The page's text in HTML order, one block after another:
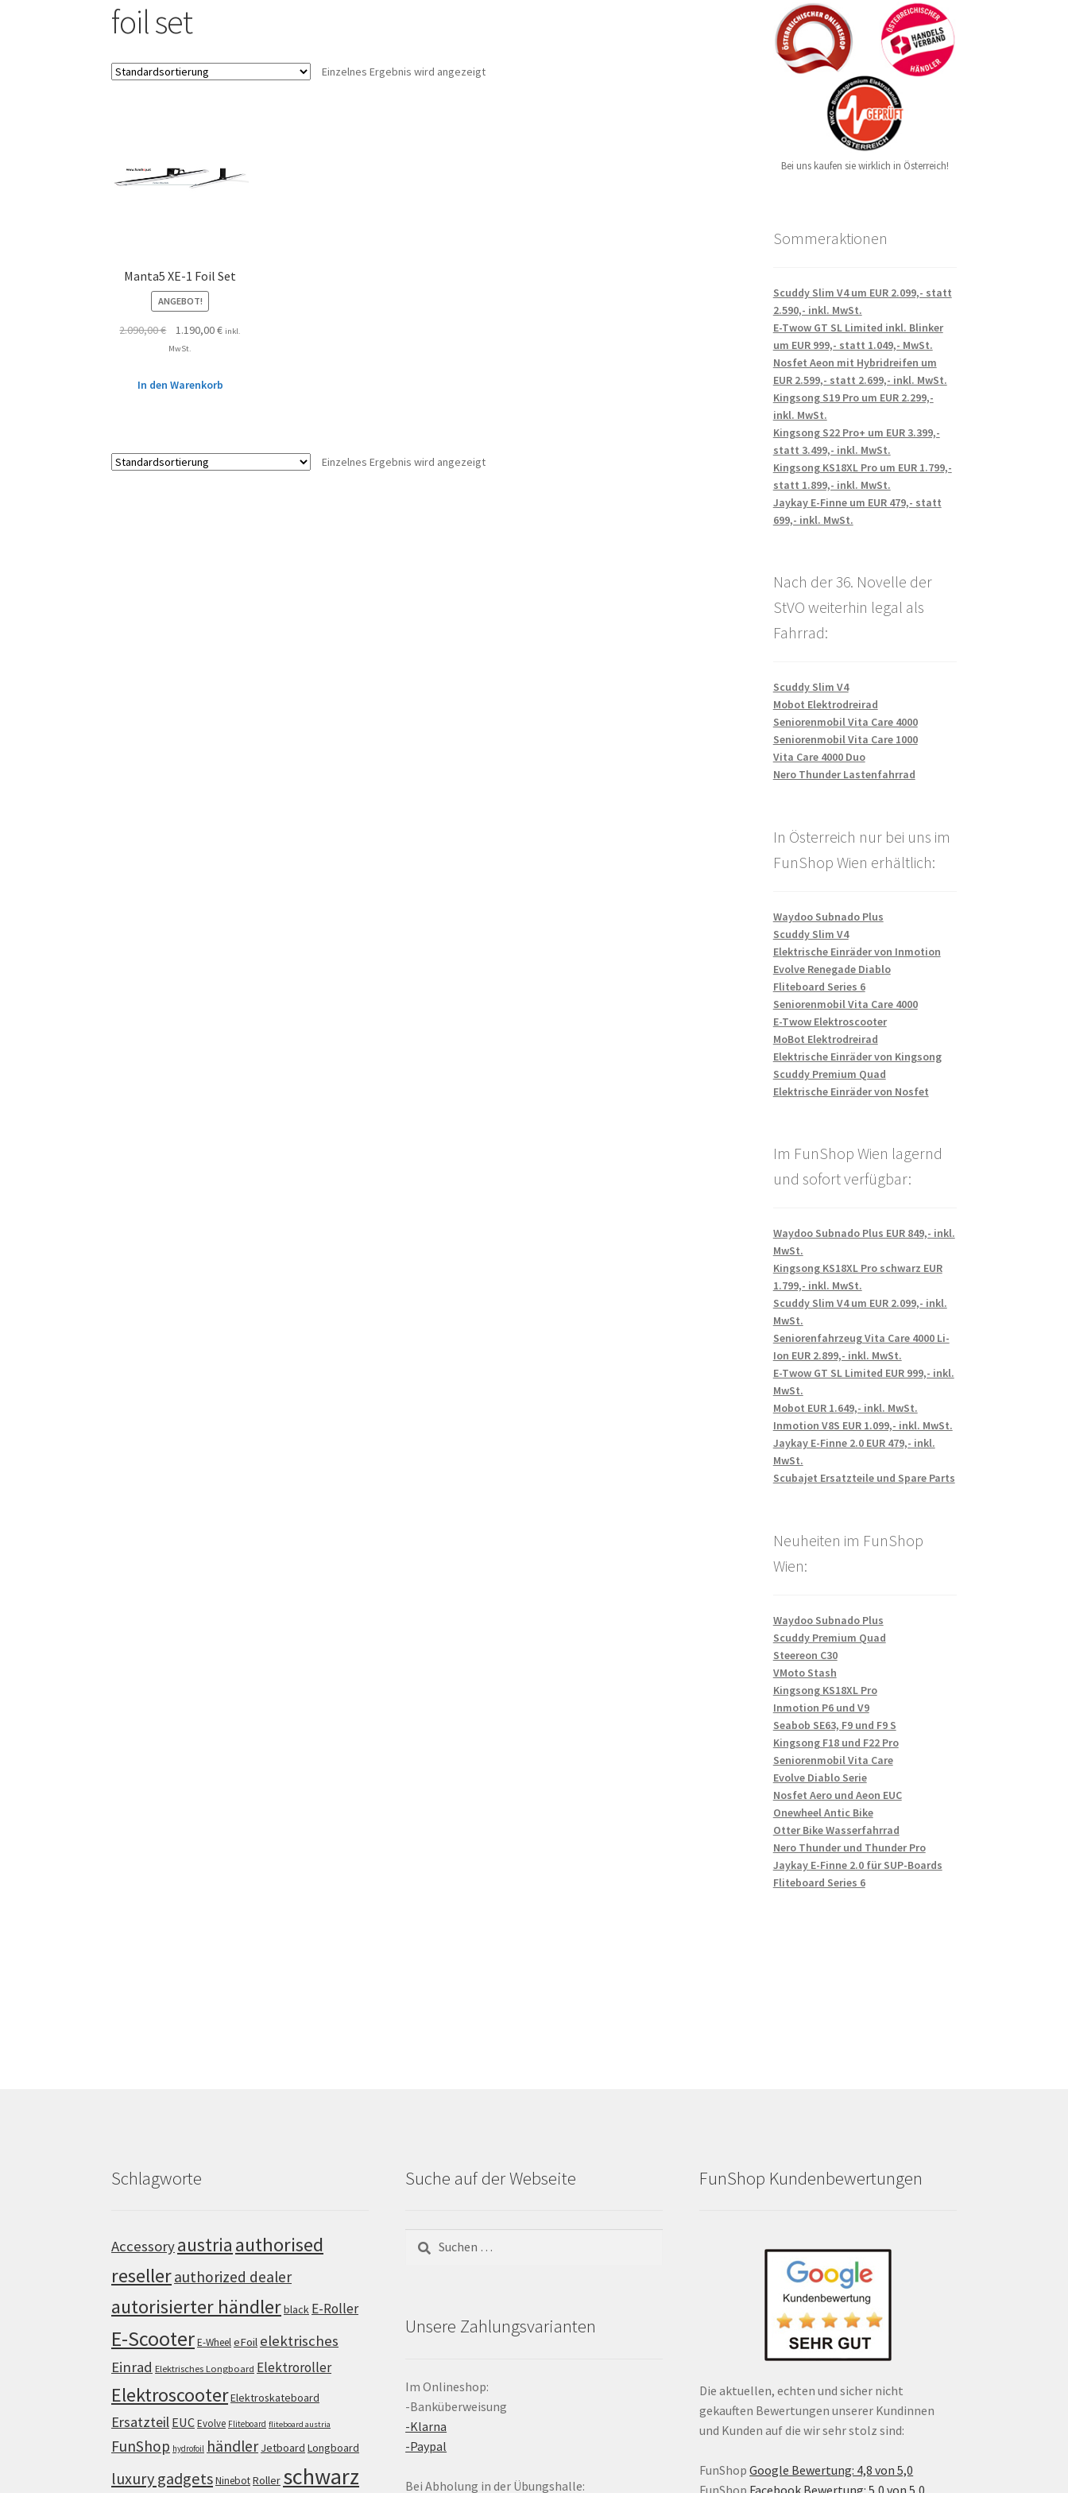
foil set
Einzelnes Ergebnis wird angezeigt
Manta5 XE-1 Foil Set
ANGEBOT!
2.090,00€ 1.190,00€ inkl.
MwSt.
In den Warenkorb
Einzelnes Ergebnis wird angezeigt
Bei uns kaufen sie wirklich in Österreich!
Sommeraktionen
Scuddy Slim V4 um EUR 2.099,- statt
2.590,- inkl. MwSt.
E-Twow GT SL Limited inkl. Blinker
um EUR 999,- statt 1.049,- MwSt.
Nosfet Aeon mit Hybridreifen um
EUR 2.599,- statt 2.699,- inkl. MwSt.
Kingsong S19 Pro um EUR 2.299,-
inkl. MwSt.
Kingsong S22 Pro+ um EUR 3.399,-
statt 3.499,- inkl. MwSt.
Kingsong KS18XL Pro um EUR 1.799,-
statt 1.899,- inkl. MwSt.
Jaykay E-Finne um EUR 479,- statt
699,- inkl. MwSt.
Nach der 36. Novelle der
StVO weiterhin legal als
Fahrrad:
Scuddy Slim V4
Mobot Elektrodreirad
Seniorenmobil Vita Care 4000
Seniorenmobil Vita Care 1000
Vita Care 4000 Duo
Nero Thunder Lastenfahrrad
In Österreich nur bei uns im
FunShop Wien erhältlich:
Waydoo Subnado Plus
Scuddy Slim V4
Elektrische Einräder von Inmotion
Evolve Renegade Diablo
Fliteboard Series 6
Seniorenmobil Vita Care 4000
E-Twow Elektroscooter
MoBot Elektrodreirad
Elektrische Einräder von Kingsong
Scuddy Premium Quad
Elektrische Einräder von Nosfet
Im FunShop Wien lagernd
und sofort verfügbar:
Waydoo Subnado Plus EUR 849,- inkl.
MwSt.
Kingsong KS18XL Pro schwarz EUR
1.799,- inkl. MwSt.
Scuddy Slim V4 um EUR 2.099,- inkl.
MwSt.
Seniorenfahrzeug Vita Care 4000 Li-
Ion EUR 2.899,- inkl. MwSt.
E-Twow GT SL Limited EUR 999,- inkl.
MwSt.
Mobot EUR 1.649,- inkl. MwSt.
Inmotion V8S EUR 1.099,- inkl. MwSt.
Jaykay E-Finne 2.0 EUR 479,- inkl.
MwSt.
Scubajet Ersatzteile und Spare Parts
Neuheiten im FunShop
Wien:
Waydoo Subnado Plus
Scuddy Premium Quad
Steereon C30
VMoto Stash
Kingsong KS18XL Pro
Inmotion P6 und V9
Seabob SE63, F9 und F9 S
Kingsong F18 und F22 Pro
Seniorenmobil Vita Care
Evolve Diablo Serie
Nosfet Aero und Aeon EUC
Onewheel Antic Bike
Otter Bike Wasserfahrrad
Nero Thunder und Thunder Pro
Jaykay E-Finne 2.0 für SUP-Boards
Fliteboard Series 6
Schlagworte
Accessoryaustria authorised
resellerauthorized dealer
autorisierter händlerblack E-Roller
E-ScooterE-WheeleFoil elektrisches
Einrad Elektrisches Longboard Elektroroller
ElektroscooterElektroskateboard
Ersatzteil EUCEvolve Fliteboard fliteboard austria
FunShop hydrofoil händler Jetboard Longboard
luxury gadgetsNinebotRoller schwarz
Suche auf der Webseite
nach:
Unsere Zahlungsvarianten
Im Onlineshop:
-Banküberweisung
-Klarna
-Paypal
Bei Abholung in der Übungshalle:
FunShop Kundenbewertungen
Die aktuellen, echten und sicher nicht
gekauften Bewertungen unserer Kundinnen
und Kunden auf die wir sehr stolz sind:
FunShop Google Bewertung: 4,8 von 5,0
FunShop Facebook Bewertung: 5,0 von 5,0